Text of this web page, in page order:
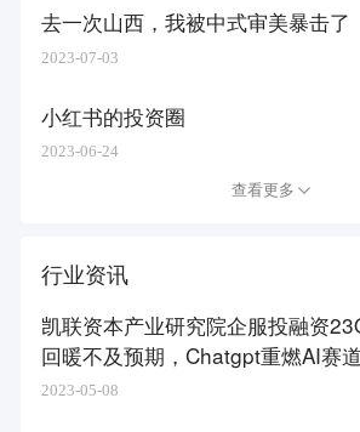
去一次山西，我被中式审美暴击了
2023-07-03
小红书的投资圈
2023-06-24
查看更多
行业资讯
凯联资本产业研究院企服投融资
回暖不及预期，Chatgpt重燃AI赛道
2023-05-08